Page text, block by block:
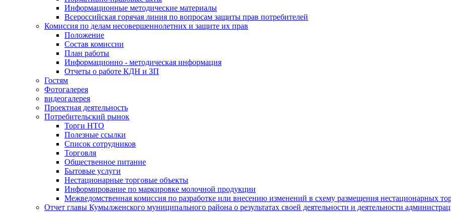
Информационные методические материалы
Всероссийская горячая линия по вопросам защиты прав потребителей
Комиссия по делам несовершеннолетних и защите их прав
Положение
Состав комиссии
План работы
Информационно - методическая информация
Отчеты о работе КДН и ЗП
Гостям
Фотогалерея
видеогалерея
Проектная деятельность
Потребительский рынок
Торги НТО
Полезные ссылки
Список сотрудников
Торговля
Общественное питание
Бытовые услуги
Нестационарные торговые объекты
Информирование по маркировке молочной продукции
Межведомственная комиссия по разработке или внесению изменений в схему размещения нестационарных
Отчет главы Кумылженского муниципального района о результатах своей деятельности и деятельности